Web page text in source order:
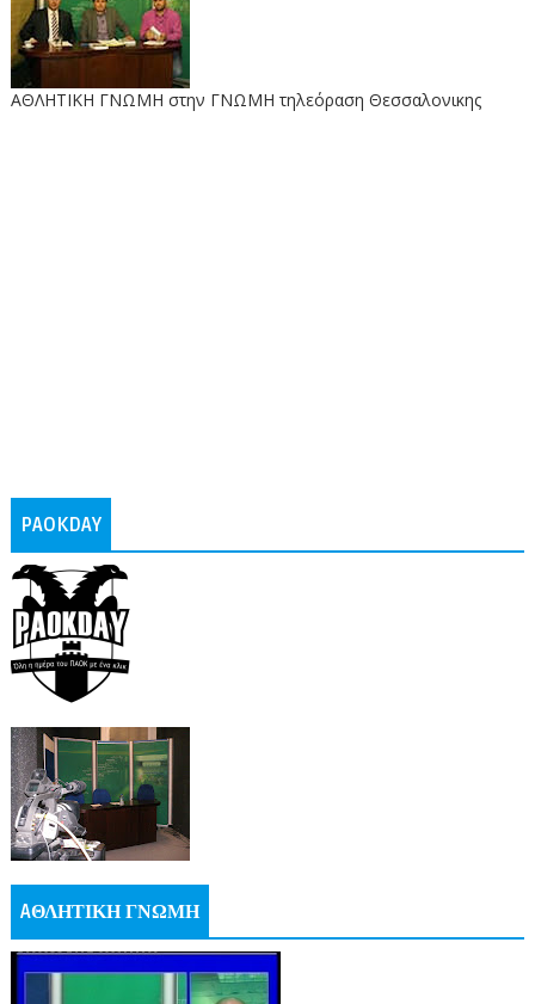
ΑΘΛΗΤΙΚΗ ΓΝΩΜΗ στην ΓΝΩΜΗ τηλεόραση Θεσσαλονικης
PAOKDAY
AΘΛΗΤΙΚΗ ΓΝΩΜΗ